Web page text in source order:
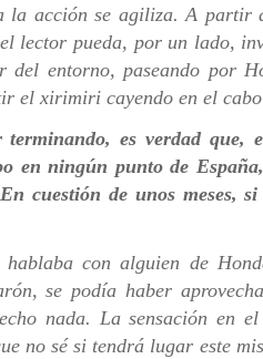
la acción se agiliza. A
lector pueda, por un lado,
del entorno, paseando por
el xirimiri cayendo en el
es verdad que,
en ningún punto de
cuestión de unos meses,
con alguien de
se podía haber
nada. La sensación en
no sé si tendrá lugar este